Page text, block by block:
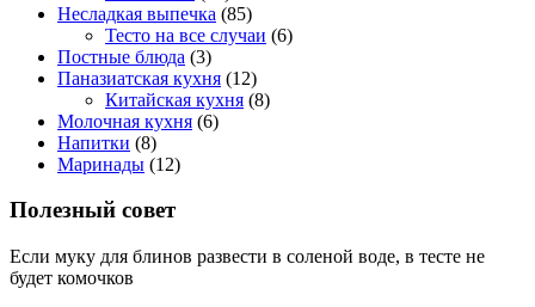
Несладкая выпечка (85)
Тесто на все случаи (6)
Постные блюда (3)
Паназиатская кухня (12)
Китайская кухня (8)
Молочная кухня (6)
Напитки (8)
Маринады (12)
Полезный совет
Если муку для блинов развести в соленой воде, в тесте не
будет комочков